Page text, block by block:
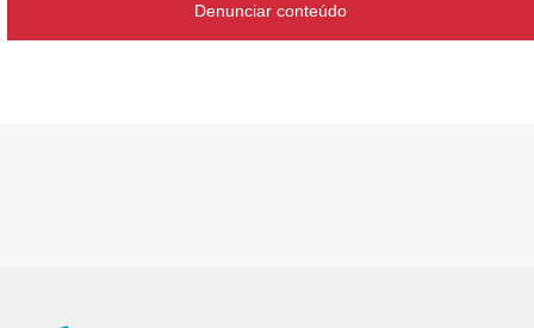
Denunciar conteúdo